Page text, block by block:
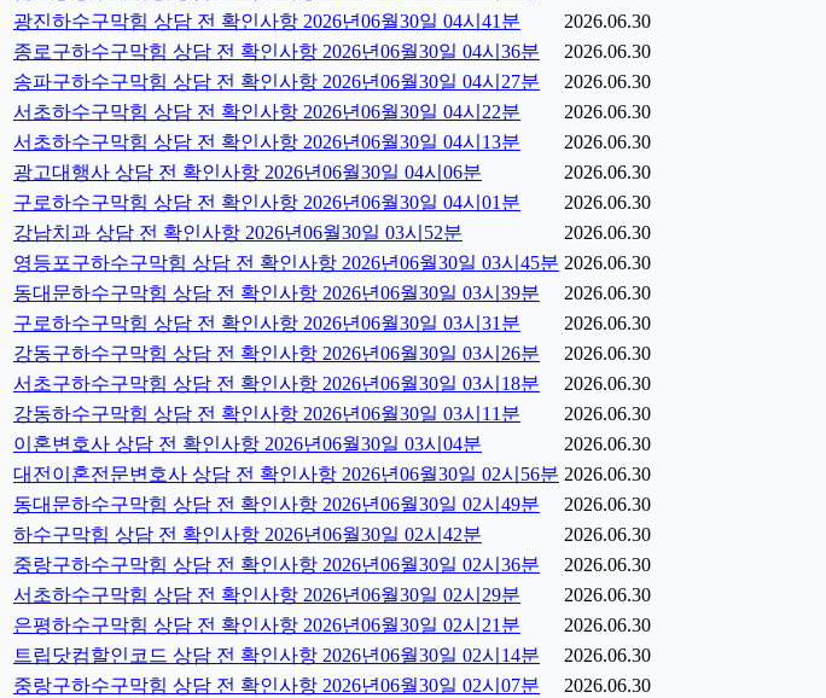
광진하수구막힘 상담 전 확인사항 2026년06월30일 04시41분
2026.06.30
종로구하수구막힘 상담 전 확인사항 2026년06월30일 04시36분
2026.06.30
송파구하수구막힘 상담 전 확인사항 2026년06월30일 04시27분
2026.06.30
서초하수구막힘 상담 전 확인사항 2026년06월30일 04시22분
2026.06.30
서초하수구막힘 상담 전 확인사항 2026년06월30일 04시13분
2026.06.30
광고대행사 상담 전 확인사항 2026년06월30일 04시06분
2026.06.30
구로하수구막힘 상담 전 확인사항 2026년06월30일 04시01분
2026.06.30
강남치과 상담 전 확인사항 2026년06월30일 03시52분
2026.06.30
영등포구하수구막힘 상담 전 확인사항 2026년06월30일 03시45분 2026.06.30
동대문하수구막힘 상담 전 확인사항 2026년06월30일 03시39분
2026.06.30
구로하수구막힘 상담 전 확인사항 2026년06월30일 03시31분
2026.06.30
강동구하수구막힘 상담 전 확인사항 2026년06월30일 03시26분
2026.06.30
서초구하수구막힘 상담 전 확인사항 2026년06월30일 03시18분
2026.06.30
강동하수구막힘 상담 전 확인사항 2026년06월30일 03시11분
2026.06.30
이혼변호사 상담 전 확인사항 2026년06월30일 03시04분
2026.06.30
대전이혼전문변호사 상담 전 확인사항 2026년06월30일 02시56분 2026.06.30
동대문하수구막힘 상담 전 확인사항 2026년06월30일 02시49분
2026.06.30
하수구막힘 상담 전 확인사항 2026년06월30일 02시42분
2026.06.30
중랑구하수구막힘 상담 전 확인사항 2026년06월30일 02시36분
2026.06.30
서초하수구막힘 상담 전 확인사항 2026년06월30일 02시29분
2026.06.30
은평하수구막힘 상담 전 확인사항 2026년06월30일 02시21분
2026.06.30
트립닷컴할인코드 상담 전 확인사항 2026년06월30일 02시14분
2026.06.30
중랑구하수구막힘 상담 전 확인사항 2026년06월30일 02시07분
2026.06.30